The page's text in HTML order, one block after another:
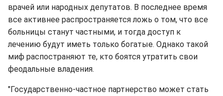
врачей или народных депутатов. В последнее время
все активнее распространяется ложь о том, что все
больницы станут частными, и тогда доступ к
лечению будут иметь только богатые. Однако такой
миф распостраняют те, кто боятся утратить свои
феодальные владения.
"Государственно-частное партнерство может стать